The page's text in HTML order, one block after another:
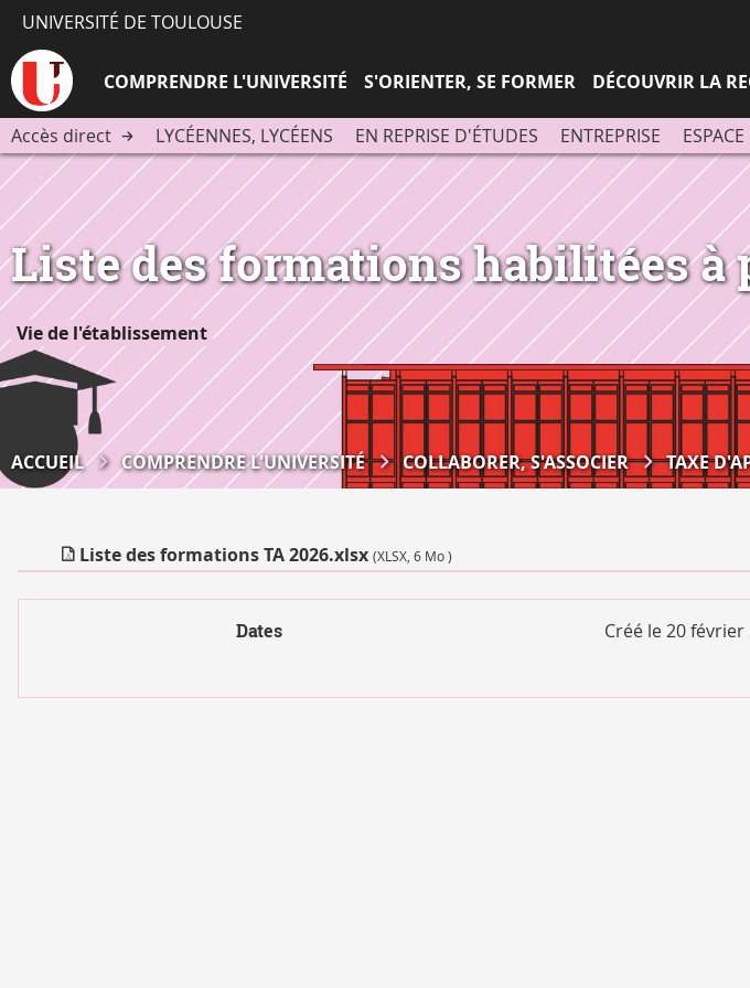
UNIVERSITÉ DE TOULOUSE
COMPRENDRE L'UNIVERSITÉ S'ORIENTER, SE FORMER DÉCOUVRIR LA
Accès direct LYCÉENNES, LYCÉENS EN REPRISE D'ÉTUDES ENTREPRISE ESPACE
Liste des formations habilitées à
Vie de l'établissement
ACCUEIL COMPRENDRE L'UNIVERSITÉ COLLABORER, S'ASSOCIER TAXE
Liste des formations TA 2026.xlsx (XLSX, 6 Mo )
Dates Créé le20 février